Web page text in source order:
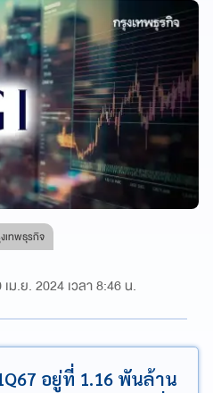
เทพธุรกิจ
เม.ย. 2024 เวลา 8:46 น.
อยู่ที่ 1.16 พันล้าน